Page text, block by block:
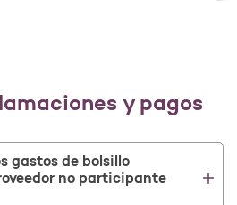
y pagos
gastos de bolsillo
no participante